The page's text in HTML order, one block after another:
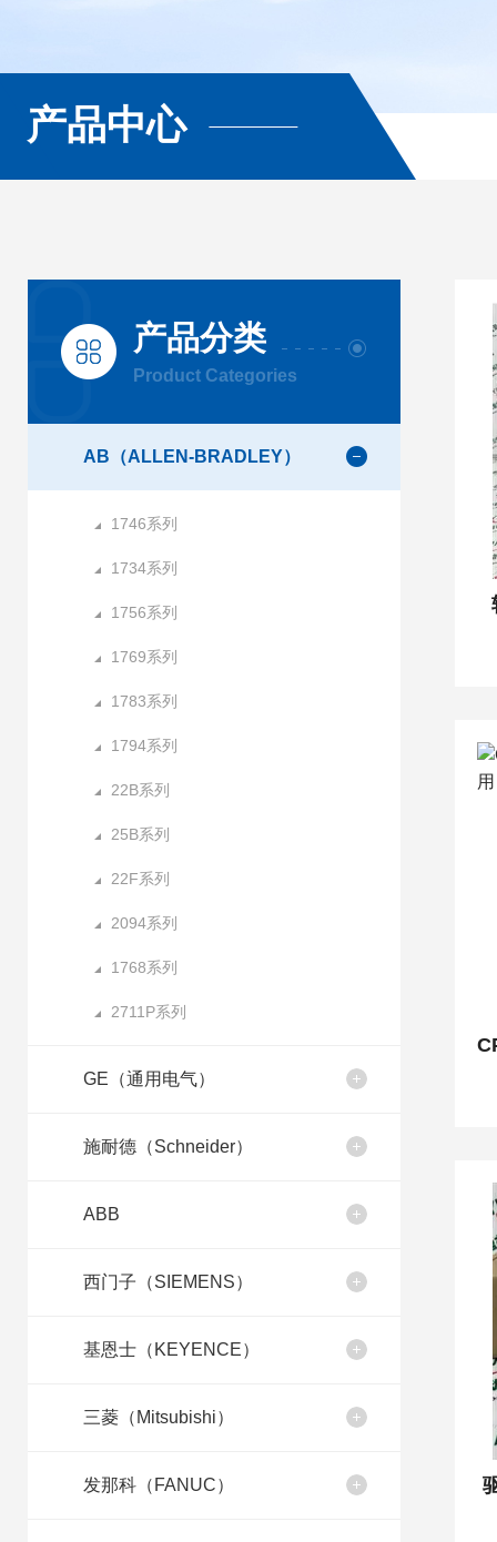
产品中心
产品分类
Product Categories
AB（ALLEN-BRADLEY）
1746系列
1734系列
1756系列
1769系列
1783系列
1794系列
22B系列
25B系列
22F系列
2094系列
1768系列
2711P系列
GE（通用电气）
施耐德（Schneider）
ABB
西门子（SIEMENS）
基恩士（KEYENCE）
三菱（Mitsubishi）
发那科（FANUC）